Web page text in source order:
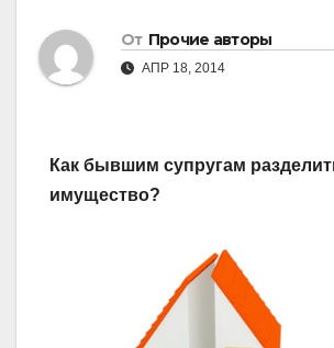
От Прочие авторы
АПР 18, 2014
Как бывшим супругам
имущество?